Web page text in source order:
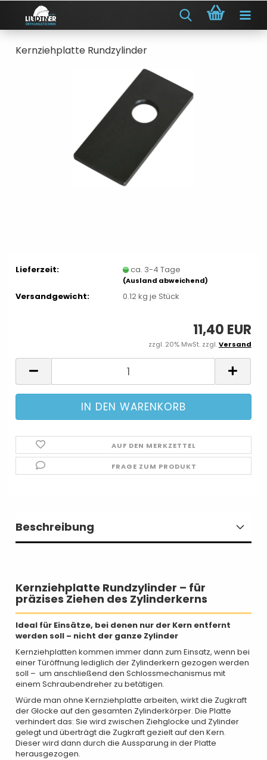
Kernziehplatte Rundzylinder
Lieferzeit: ca. 3-4 Tage
(Ausland abweichend)
Versandgewicht: 0.12kg je Stück
11,40 EUR
zzgl. 20% MwSt. zzgl.Versand
AUF DEN MERKZETTEL
FRAGE ZUM PRODUKT
Beschreibung
Kernziehplatte Rundzylinder – für
präzises Ziehen des Zylinderkerns
Ideal für Einsätze, bei denen nur der Kern entfernt
werden soll – nicht der ganze Zylinder
Kernziehplatten kommen immer dann zum Einsatz, wenn bei
einer Türöffnung lediglich der Zylinderkern gezogen werden
soll – um anschließend den Schlossmechanismus mit
einem Schraubendreher zu betätigen.
Würde man ohne Kernziehplatte arbeiten, wirkt die Zugkraft
der Glocke auf den gesamten Zylinderkörper. Die Platte
verhindert das: Sie wird zwischen Ziehglocke und Zylinder
gelegt und überträgt die Zugkraft gezielt auf den Kern.
Dieser wird dann durch die Aussparung in der Platte
herausgezogen.